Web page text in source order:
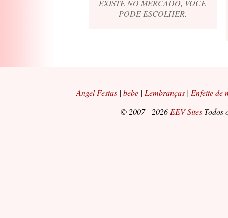
EXISTE NO MERCADO, VOCÊ
PODE ESCOLHER.
Angel Festas |bebe | Lembranças | Enfeite de
© 2007 - 2026EEV Sites Todos